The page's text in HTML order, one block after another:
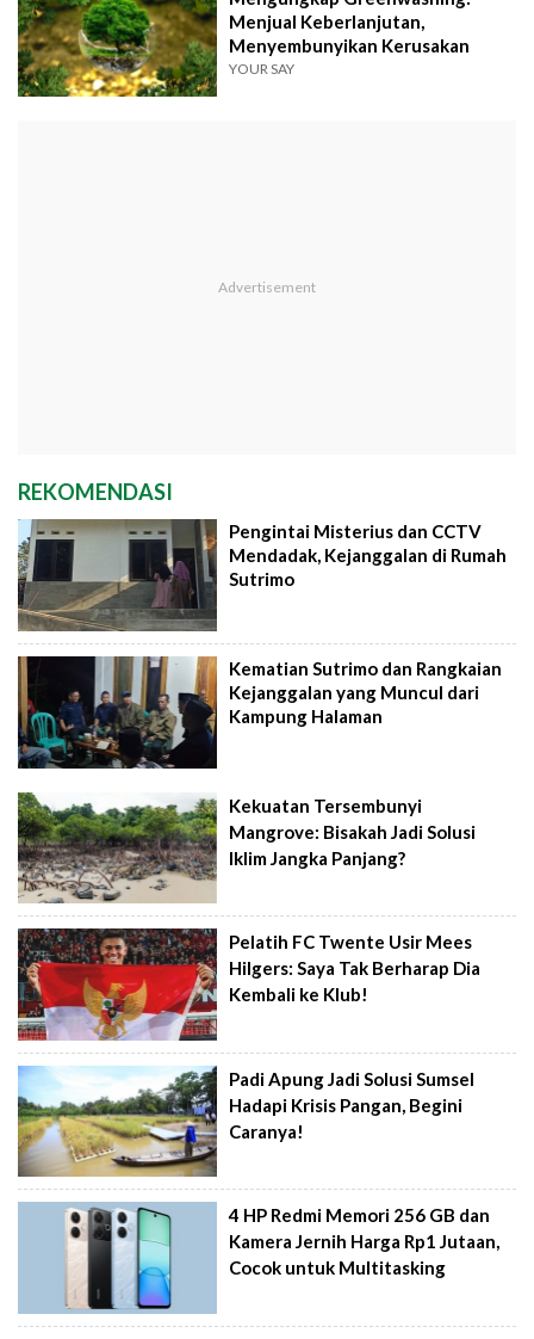
Menjual Keberlanjutan,
Menyembunyikan Kerusakan
YOUR SAY
REKOMENDASI
Pengintai Misterius dan CCTV
Mendadak, Kejanggalan di Rumah
Sutrimo
Kematian Sutrimo dan Rangkaian
Kejanggalan yang Muncul dari
Kampung Halaman
Kekuatan Tersembunyi
Mangrove: Bisakah Jadi Solusi
Iklim Jangka Panjang?
Pelatih FC Twente Usir Mees
Hilgers: Saya Tak Berharap Dia
Kembali ke Klub!
Padi Apung Jadi Solusi Sumsel
Hadapi Krisis Pangan, Begini
Caranya!
4 HP Redmi Memori 256 GB dan
Kamera Jernih Harga Rp1 Jutaan,
Cocok untuk Multitasking